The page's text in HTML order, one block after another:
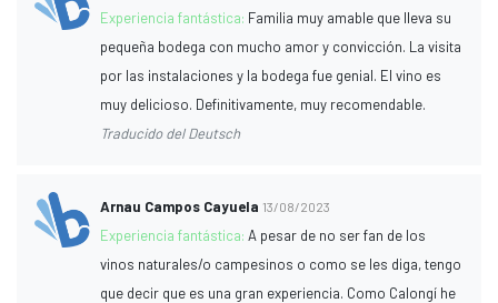
Experiencia fantástica: Familia muy amable que lleva su
pequeña bodega con mucho amor y convicción. La visita
por las instalaciones y la bodega fue genial. El vino es
muy delicioso. Definitivamente, muy recomendable.
Traducido del Deutsch
Arnau Campos Cayuela 13/08/2023
Experiencia fantástica:A pesar de no ser fan de los
vinos naturales/o campesinos o como se les diga, tengo
que decir que es una gran experiencia. Como Calongí he